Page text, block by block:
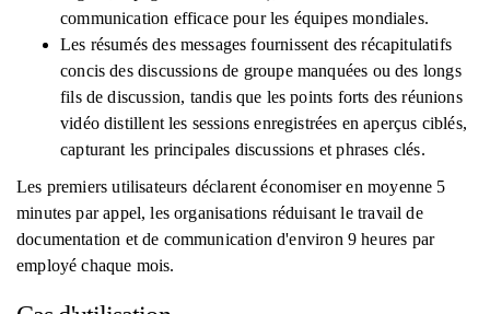
communication efficace pour les équipes mondiales.
Les résumés des messages fournissent des récapitulatifs
concis des discussions de groupe manquées ou des longs
fils de discussion, tandis que les points forts des réunions
vidéo distillent les sessions enregistrées en aperçus ciblés,
capturant les principales discussions et phrases clés.
Les premiers utilisateurs déclarent économiser en moyenne 5
minutes par appel, les organisations réduisant le travail de
documentation et de communication d'environ 9 heures par
employé chaque mois.